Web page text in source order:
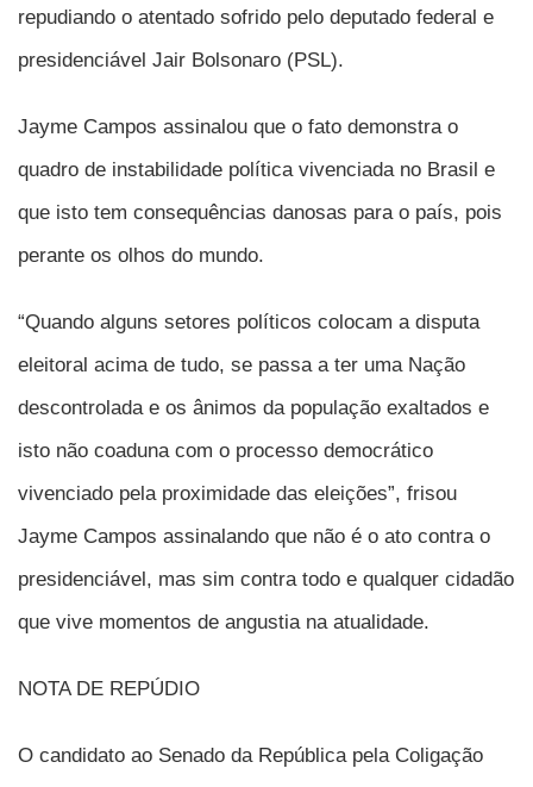
repudiando o atentado sofrido pelo deputado federal e
presidenciável Jair Bolsonaro (PSL).
Jayme Campos assinalou que o fato demonstra o
quadro de instabilidade política vivenciada no Brasil e
que isto tem consequências danosas para o país, pois
perante os olhos do mundo.
“Quando alguns setores políticos colocam a disputa
eleitoral acima de tudo, se passa a ter uma Nação
descontrolada e os ânimos da população exaltados e
isto não coaduna com o processo democrático
vivenciado pela proximidade das eleições”, frisou
Jayme Campos assinalando que não é o ato contra o
presidenciável, mas sim contra todo e qualquer cidadão
que vive momentos de angustia na atualidade.
NOTA DE REPÚDIO
O candidato ao Senado da República pela Coligação